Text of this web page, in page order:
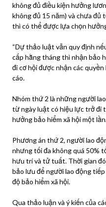
không đủ điều kiện hưởng
không đủ 15 năm) và chưa
thì có thể được lựa chọn
“Dự thảo luật vẫn quy định
cấp hằng tháng thì nhận bảo
đi cơ hội được nhận các
cáo.
Nhóm thứ 2 là những người
từ ngày luật có hiệu lực trở đi
hưởngbảo hiểm xã hộimột
Phương án thứ 2, người lao
nhưng tối đa không quá 50%
hưu trí và tử tuất. Thời gian
bảo lưu để người lao động
độ bảo hiểm xã hội.
Qua thảo luận và ý kiến của